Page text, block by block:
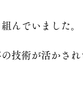
んでいました。
技術が活かされ